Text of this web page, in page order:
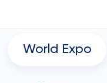
World Expo